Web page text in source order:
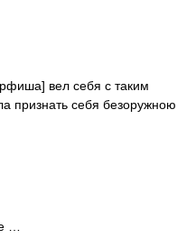
вел себя с таким
признать себя безоружною
…